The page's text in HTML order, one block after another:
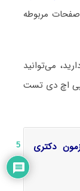
صفحات مربوطه
می‌توانید
پی اچ دی تست
دکتری
5